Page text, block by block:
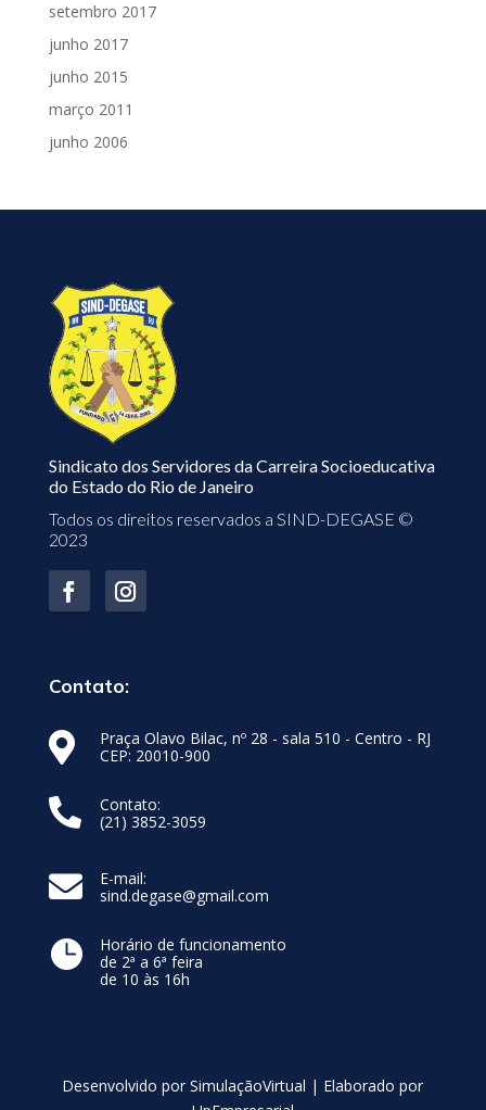
setembro 2017
junho 2017
junho 2015
março 2011
junho 2006
Sindicato dos Servidores da Carreira Socioeducativa
do Estado do Rio de Janeiro
Todos os direitos reservados a SIND-DEGASE ©
2023
Contato:

Praça Olavo Bilac, nº 28 - sala 510 - Centro - RJ
CEP: 20010-900

Contato:
(21) 3852-3059

E-mail:
sind.degase@gmail.com

Horário de funcionamento
de 2ª a 6ª feira
de 10 às 16h
Desenvolvido por SimulaçãoVirtual | Elaborado por